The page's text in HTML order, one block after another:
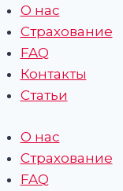
Перейти
содержимому
О нас
Страхование
FAQ
Контакты
Статьи
О нас
Страхование
FAQ